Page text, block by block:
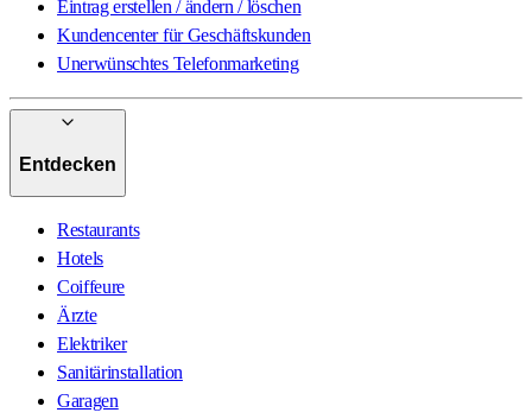
Eintrag erstellen / ändern / löschen
Kundencenter für Geschäftskunden
Unerwünschtes Telefonmarketing
Entdecken
Restaurants
Hotels
Coiffeure
Ärzte
Elektriker
Sanitärinstallation
Garagen